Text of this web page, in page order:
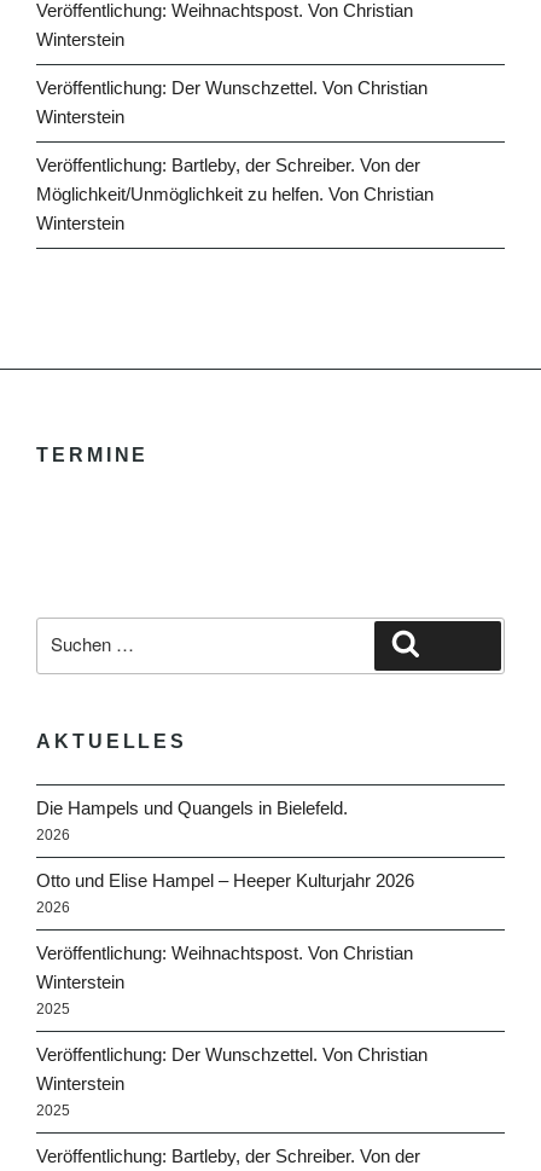
Veröffentlichung: Weihnachtspost. Von Christian
Winterstein
Veröffentlichung: Der Wunschzettel. Von Christian
Winterstein
Veröffentlichung: Bartleby, der Schreiber. Von der
Möglichkeit/Unmöglichkeit zu helfen. Von Christian
Winterstein
TERMINE
AKTUELLES
Die Hampels und Quangels in Bielefeld.
2026
Otto und Elise Hampel – Heeper Kulturjahr 2026
2026
Veröffentlichung: Weihnachtspost. Von Christian
Winterstein
2025
Veröffentlichung: Der Wunschzettel. Von Christian
Winterstein
2025
Veröffentlichung: Bartleby, der Schreiber. Von der